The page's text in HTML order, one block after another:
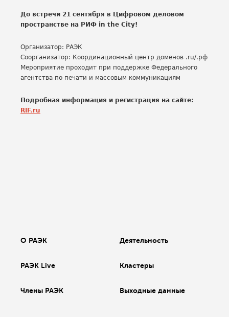
До встречи 21 сентября в Цифровом деловом
пространстве на РИФ in the City!
Организатор: РАЭК
Соорганизатор: Координационный центр доменов .ru/.рф
Мероприятие проходит при поддержке Федерального
агентства по печати и массовым коммуникациям
Подробная информация и регистрация на сайте:
RIF.ru
О РАЭК Деятельность
РАЭК Live Кластеры
Члены РАЭК Выходные данные